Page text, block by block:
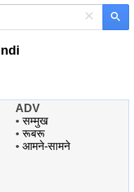
×
ADV
•सम्मुख
•रूबरू
• आमने-सामने